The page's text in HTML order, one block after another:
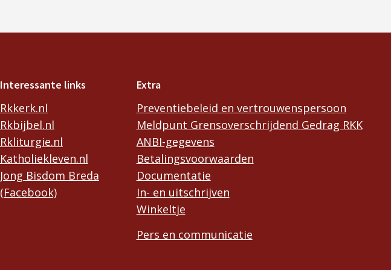
Interessante links
Rkkerk.nl
Rkbijbel.nl
Rkliturgie.nl
Katholiekleven.nl
Jong Bisdom Breda
(Facebook)
Extra
Preventiebeleid en vertrouwenspersoon
Meldpunt Grensoverschrijdend Gedrag RKK
ANBI-gegevens
Betalingsvoorwaarden
Documentatie
In- en uitschrijven
Winkeltje
Pers en communicatie